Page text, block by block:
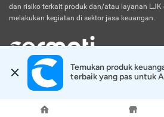
dan risiko terkait produk dan/atau layanan
melakukan kegiatan di sektor jasa keuangan.
© 2026 Cermati. All Rights Reserved.
Temukan produk
terbaik yang pas untuk